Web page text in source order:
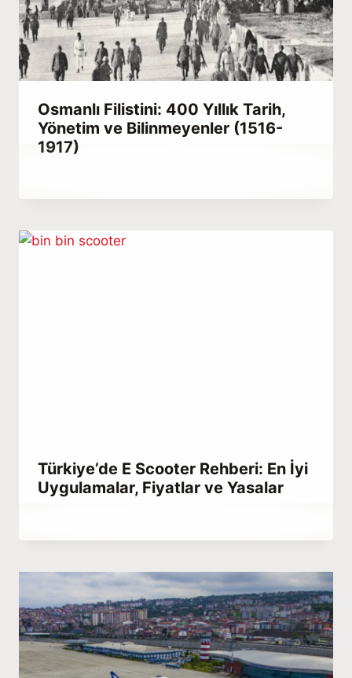
Osmanlı Filistini: 400 Yıllık Tarih,
Yönetim ve Bilinmeyenler (1516-
1917)
Türkiye’de E Scooter Rehberi: En İyi
Uygulamalar, Fiyatlar ve Yasalar